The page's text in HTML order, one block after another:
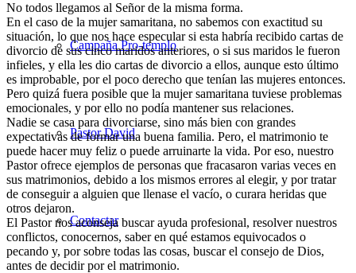
Campaña Pro-templo
Pastor David
Contactar
No todos llegamos al Señor de la misma forma.
En el caso de la mujer samaritana, no sabemos con exactitud su
situación, lo que nos hace especular si esta habría recibido cartas de
divorcio de sus cinco maridos anteriores, o si sus maridos le fueron
infieles, y ella les dio cartas de divorcio a ellos, aunque esto último
es improbable, por el poco derecho que tenían las mujeres entonces.
Pero quizá fuera posible que la mujer samaritana tuviese problemas
emocionales, y por ello no podía mantener sus relaciones.
Nadie se casa para divorciarse, sino más bien con grandes
expectativas de formar una buena familia. Pero, el matrimonio te
puede hacer muy feliz o puede arruinarte la vida. Por eso, nuestro
Pastor ofrece ejemplos de personas que fracasaron varias veces en
sus matrimonios, debido a los mismos errores al elegir, y por tratar
de conseguir a alguien que llenase el vacío, o curara heridas que
otros dejaron.
El Pastor nos aconseja buscar ayuda profesional, resolver nuestros
conflictos, conocernos, saber en qué estamos equivocados o
pecando y, por sobre todas las cosas, buscar el consejo de Dios,
antes de decidir por el matrimonio.